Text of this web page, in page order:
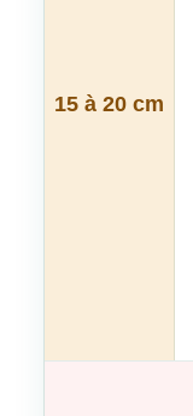
15 à 20 cm